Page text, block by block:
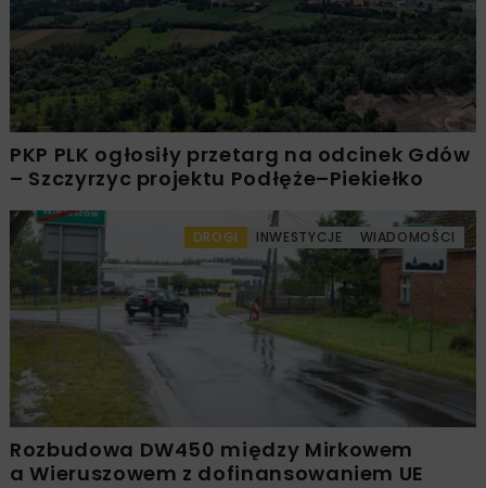
PKP PLK ogłosiły przetarg na odcinek Gdów
– Szczyrzyc projektu Podłęże–Piekiełko
DROGI INWESTYCJE WIADOMOŚCI
Rozbudowa DW450 między Mirkowem
a Wieruszowem z dofinansowaniem UE